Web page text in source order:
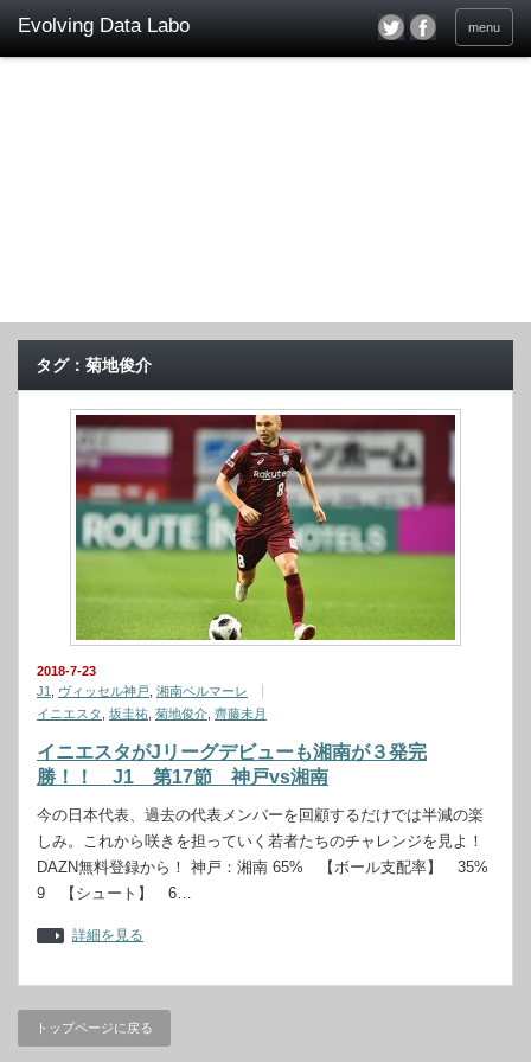
menu
タグ：菊地俊介
2018-7-23
J1
ヴィッセル神戸 湘南ベルマーレ
イニエスタ
坂圭祐 菊地俊介 齊藤未月
イニエスタがJリーグデビューも湘南が３発完
勝！！ J1 第17節 神戸vs湘南
今の日本代表、過去の代表メンバーを回顧するだけでは半減の楽
しみ。これから咲きを担っていく若者たちのチャレンジを見よ！
DAZN無料登録から！ 神戸：湘南 65% 【ボール支配率】 35%
9 【シュート】 6…
詳細を見る
トップページに戻る